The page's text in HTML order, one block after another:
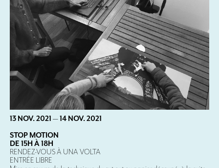
13 NOV. 2021 —14 NOV. 2021
STOP MOTION
DE 15H À 18H
RENDEZ-VOUS À UNA VOLTA
ENTRÉE LIBRE